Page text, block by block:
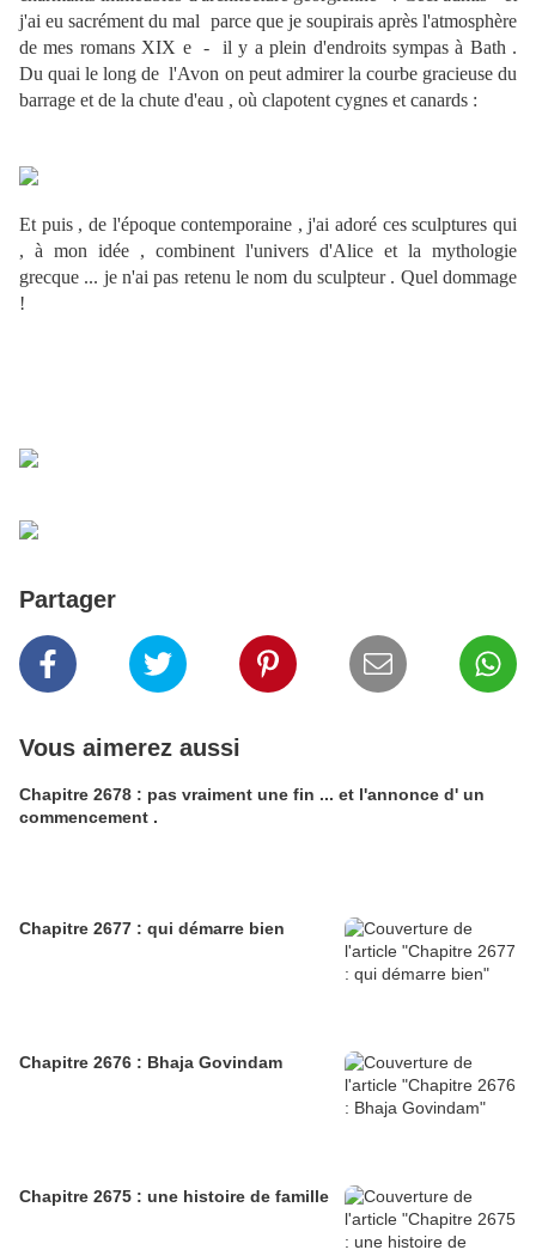
j'ai eu sacrément du mal parce que je soupirais après l'atmosphère
de mes romans XIX e - il y a plein d'endroits sympas à Bath .
Du quai le long de l'Avon on peut admirer la courbe gracieuse du
barrage et de la chute d'eau , où clapotent cygnes et canards :
Et puis , de l'époque contemporaine , j'ai adoré ces sculptures qui
, à mon idée , combinent l'univers d'Alice et la mythologie
grecque ... je n'ai pas retenu le nom du sculpteur . Quel dommage
!
Partager
Vous aimerez aussi
Chapitre 2678 : pas vraiment une fin ... et l'annonce d' un
commencement .
Chapitre 2677 : qui démarre bien
Chapitre 2676 : Bhaja Govindam
Chapitre 2675 : une histoire de famille